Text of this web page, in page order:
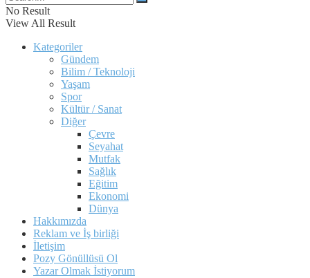
No Result
View All Result
Kategoriler
Gündem
Bilim / Teknoloji
Yaşam
Spor
Kültür / Sanat
Diğer
Çevre
Seyahat
Mutfak
Sağlık
Eğitim
Ekonomi
Dünya
Hakkımızda
Reklam ve İş birliği
İletişim
Pozy Gönüllüsü Ol
Yazar Olmak İstiyorum